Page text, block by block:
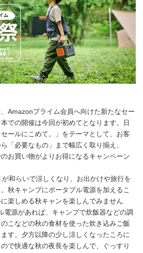
、Amazonプライム会員へ向けた新たなセー
での開催は今回が初めてとなります。日
ールにこめて。」をテーマとして、お客
「必要なもの」まで幅広く取り揃え、
のお買い物がよりお得になるキャンペーン
和らいで涼しくなり、お出かけや旅行を
秋キャンプにポータブル電源を加えるこ
楽しめる秋キャンを楽しんでみません
電源があれば、キャンプで炊飯器などの調
こなどの秋の食材を使った炊き込みご飯
す。夕方以降の少し涼しくなったころに
で快適な秋の夜長を楽しんで、ぐっすり